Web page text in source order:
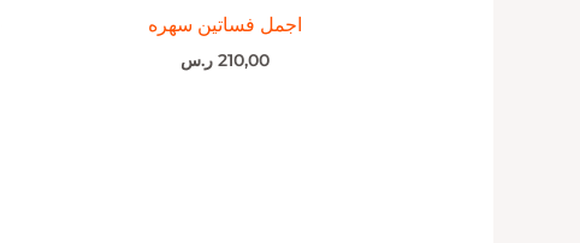
اجمل فساتين سهره
210,00 ر.س